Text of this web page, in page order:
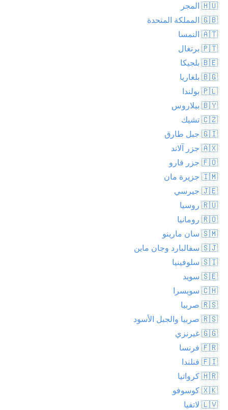
🇭🇺 المجر
🇬🇧 المملكة المتحدة
🇦🇹 النمسا
🇵🇹 برتغال
🇧🇪 بلجيكا
🇧🇬 بلغاريا
🇵🇱 بولندا
🇧🇾 بيلاروس
🇨🇿 تشيك
🇬🇮 جبل طارق
🇦🇽 جزر آلاند
🇫🇴 جزر فارو
🇮🇲 جزيرة مان
🇯🇪 جيرسي
🇷🇺 روسيا
🇷🇴 رومانيا
🇸🇲 سان مارينو
🇸🇯 سفالبارد وجان ماين
🇸🇮 سلوفينيا
🇸🇪 سويد
🇨🇭 سويسرا
🇷🇸 صربيا
🇷🇸 صربيا والجبل الأسود
🇬🇬 غيرنزي
🇫🇷 فرنسا
🇫🇮 فنلندا
🇭🇷 كرواتيا
🇽🇰 كوسوفو
🇱🇻 لاتفيا